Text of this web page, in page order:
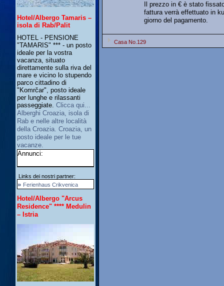
Hotel/Albergo Tamaris –
isola di Rab/Palit
HOTEL - PENSIONE
"TAMARIS" *** - un posto
ideale per la vostra
vacanza, situato
direttamente sulla riva del
mare e vicino lo stupendo
parco cittadino di
"Komrčar", posto ideale
per lunghe e rilassanti
passeggiate. Clicca qui...
Alberghi Croazia, isola di
Rab e nelle altre località
della Croazia. Croazia, un
posto ideale per le tue
vacanze.
Annunci:
Links dei nostri partner:
» Ferienhaus Crikvenica
Hotel/Albergo "Arcus
Residence" **** Medulin
– Istria
Il prezzo in € è stato
fattura verrà effettuato in
giorno del pagamento.
Casa No.129